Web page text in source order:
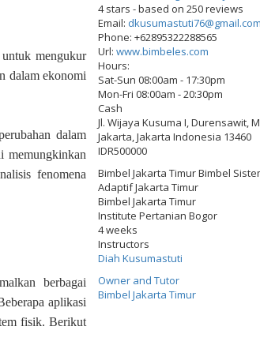
mengukur
dalam ekonomi
dalam
memungkinkan
fenomena
berbagai
aplikasi
fisik. Berikut
4stars - based on250reviews
Email: dkusumastuti76@gmail.com
Phone:+62895322288565
Url:www.bimbeles.com
Hours:
Sat-Sun 08:00am - 17:30pm
Mon-Fri 08:00am - 20:30pm
Cash
Jl. Wijaya Kusuma I, Durensawit,
Jakarta,Jakarta Indonesia 13460
IDR500000
Bimbel Jakarta Timur Bimbel
Adaptif Jakarta Timur
Bimbel Jakarta Timur
Institute Pertanian Bogor
4 weeks
Instructors
Diah Kusumastuti
Owner and Tutor
Bimbel Jakarta Timur